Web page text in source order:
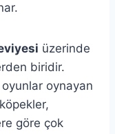
üzerinde
biridir.
oynayan
göre çok